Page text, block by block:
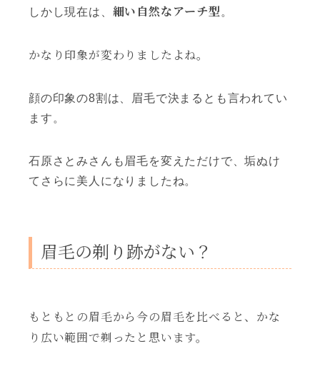
しかし現在は、 細い自然なアーチ型 。
かなり印象が変わりましたよね。
顔の印象の8割は、眉毛で決まるとも言われてい
ます。
石原さとみさんも眉毛を変えただけで、垢ぬけ
てさらに美人になりましたね。
眉毛の剃り跡がない？
もともとの眉毛から今の眉毛を比べると、かな
り広い範囲で剃ったと思います。